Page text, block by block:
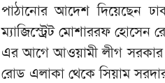
পাঠানোর আদেশ দিয়েছেন
ম্যাজিস্ট্রেট মোশাররফ
এর আগে আওয়ামী লীগ সরকার
রোড এলাকা থেকে সিয়াম